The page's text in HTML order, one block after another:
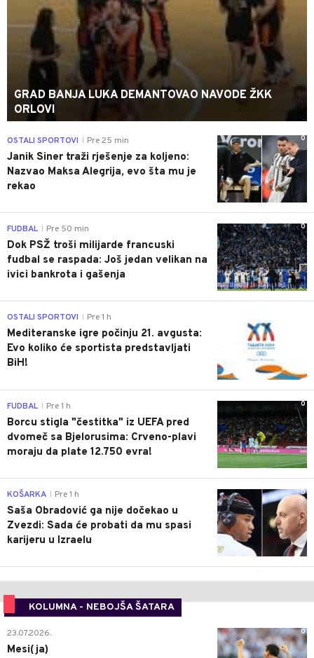
GRAD BANJA LUKA DEMANTOVAO NAVODE ŽKK
ORLOVI
0
OSTALI SPORTOVI Pre 25 min
Janik Siner traži rješenje za koljeno:
Nazvao Maksa Alegrija, evo šta mu je
rekao
0
FUDBAL Pre 50 min
Dok PSŽ troši milijarde francuski
fudbal se raspada: Još jedan velikan na
ivici bankrota i gašenja
OSTALI SPORTOVI Pre 1 h
Mediteranske igre počinju 21. avgusta:
Evo koliko će sportista predstavljati
BiH!
0
FUDBAL Pre 1 h
Borcu stigla "čestitka" iz UEFA pred
dvomeč sa Bjelorusima: Crveno-plavi
moraju da plate 12.750 evra!
0
KOŠARKA Pre 1 h
Saša Obradović ga nije dočekao u
Zvezdi: Sada će probati da mu spasi
karijeru u Izraelu
KOLUMNA - NEBOJŠA ŠATARA
0
23.07.2026.
Mesi(ja)